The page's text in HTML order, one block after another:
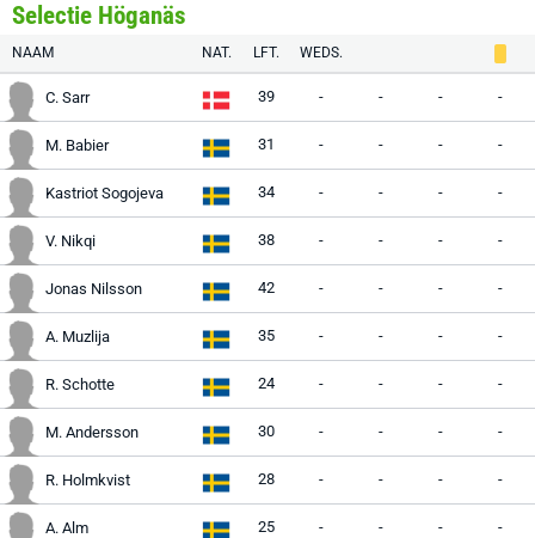
Selectie Höganäs
NAAM NAT. LFT. WEDS.
C. Sarr 39 - - - -
M. Babier 31 - - - -
Kastriot Sogojeva 34 - - - -
V. Nikqi 38 - - - -
Jonas Nilsson 42 - - - -
A. Muzlija 35 - - - -
R. Schotte 24 - - - -
M. Andersson 30 - - - -
R. Holmkvist 28 - - - -
A. Alm 25 - - - -